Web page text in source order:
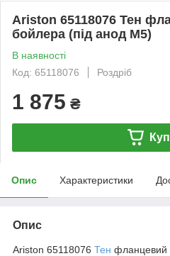
Ariston 65118076 Тен
бойлера (під анод M5)
В наявності
Код: 65118076
Роздріб
1 875 ₴
Опис Характеристики
Опис
Ariston 65118076 Тен фланцевий